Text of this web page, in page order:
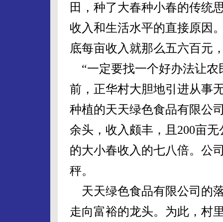
田，种了大春种小春的传统
收入和生活水平的直接原因
底每亩收入就那么五六百元
“一定要找一个好办法让农
前，正华村大胆地引进从事
种植的天天绿色食品有限公
余头，收入颇丰，且200亩
的大小春收入的七八倍。公
秤。
天天绿色食品有限公司的
走向富裕的龙头。为此，村